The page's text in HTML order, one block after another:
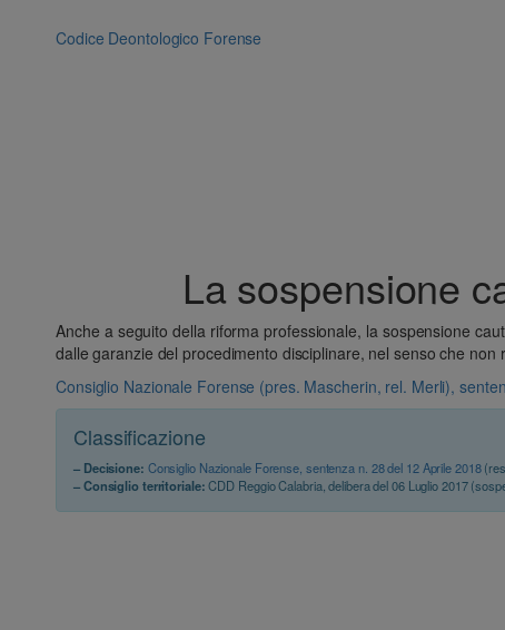
Codice Deontologico Forense
La sospensione
Anche a seguito della riforma professionale, la sospensione
dalle garanzie del procedimento disciplinare, nel senso che
Consiglio Nazionale Forense (pres. Mascherin, rel. Merli),
Classificazione
– Decisione: Consiglio Nazionale Forense, sentenza n. 28 del 12 Aprile 2018
– Consiglio territoriale:CDD Reggio Calabria, delibera del 06 Luglio 2017